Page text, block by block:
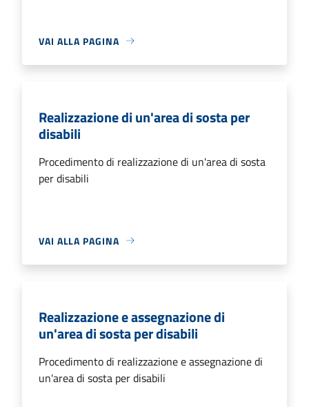
VAI ALLA PAGINA
Realizzazione di un'area di sosta per
disabili
Procedimento di realizzazione di un'area di sosta
per disabili
VAI ALLA PAGINA
Realizzazione e assegnazione di
un'area di sosta per disabili
Procedimento di realizzazione e assegnazione di
un'area di sosta per disabili